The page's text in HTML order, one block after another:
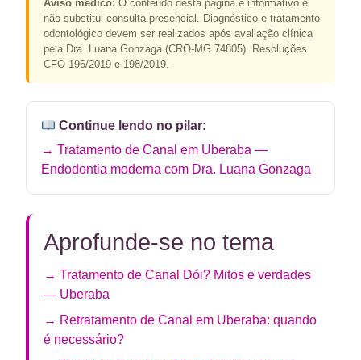
Aviso médico: O conteúdo desta página é informativo e
não substitui consulta presencial. Diagnóstico e tratamento
odontológico devem ser realizados após avaliação clínica
pela Dra. Luana Gonzaga (CRO-MG 74805). Resoluções
CFO 196/2019 e 198/2019.
Continue lendo no pilar:
→ Tratamento de Canal em Uberaba —
Endodontia moderna com Dra. Luana Gonzaga
Aprofunde-se no tema
→ Tratamento de Canal Dói? Mitos e verdades
— Uberaba
→ Retratamento de Canal em Uberaba: quando
é necessário?